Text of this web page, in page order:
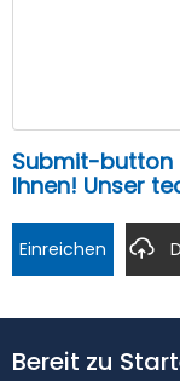
Submit-button
Ihnen! Unser
Einreichen
Bereit zu